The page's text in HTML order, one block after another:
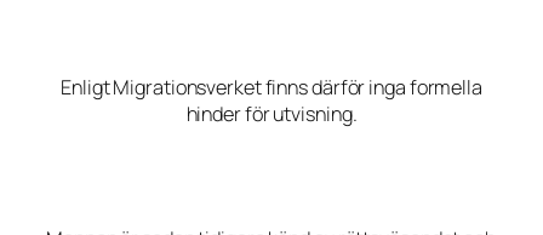
Enligt Migrationsverket finns därför inga formella
hinder för utvisning.